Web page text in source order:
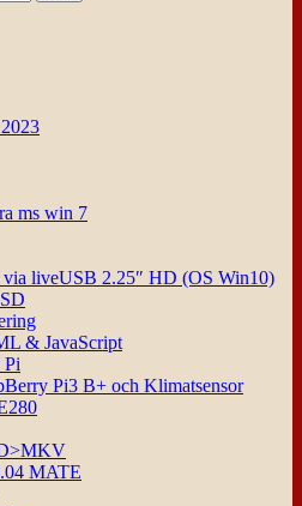
ms win 7
liveUSB 2.25″ HD (OS Win10)
& JavaScript
Pi
Pi3 B+ och Klimatsensor
MATE